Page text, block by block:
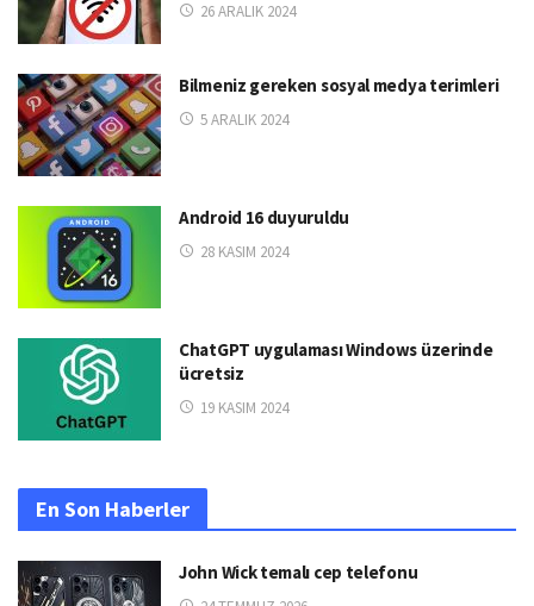
26 ARALIK 2024
Bilmeniz gereken sosyal medya terimleri
5 ARALIK 2024
Android 16 duyuruldu
28 KASIM 2024
ChatGPT uygulaması Windows üzerinde
ücretsiz
19 KASIM 2024
En Son Haberler
John Wick temalı cep telefonu